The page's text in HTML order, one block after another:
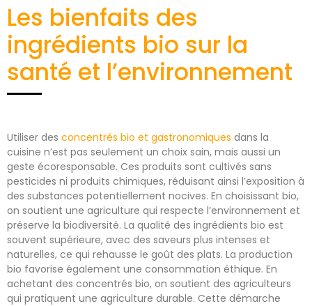
Les bienfaits des
ingrédients bio sur la
santé et l’environnement
Utiliser des concentrés bio et gastronomiques dans la
cuisine n’est pas seulement un choix sain, mais aussi un
geste écoresponsable. Ces produits sont cultivés sans
pesticides ni produits chimiques, réduisant ainsi l’exposition à
des substances potentiellement nocives. En choisissant bio,
on soutient une agriculture qui respecte l’environnement et
préserve la biodiversité. La qualité des ingrédients bio est
souvent supérieure, avec des saveurs plus intenses et
naturelles, ce qui rehausse le goût des plats. La production
bio favorise également une consommation éthique. En
achetant des concentrés bio, on soutient des agriculteurs
qui pratiquent une agriculture durable. Cette démarche